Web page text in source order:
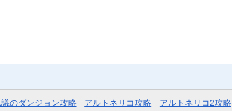
のダンジョン攻略 アルトネリコ攻略 アルトネリコ2攻略